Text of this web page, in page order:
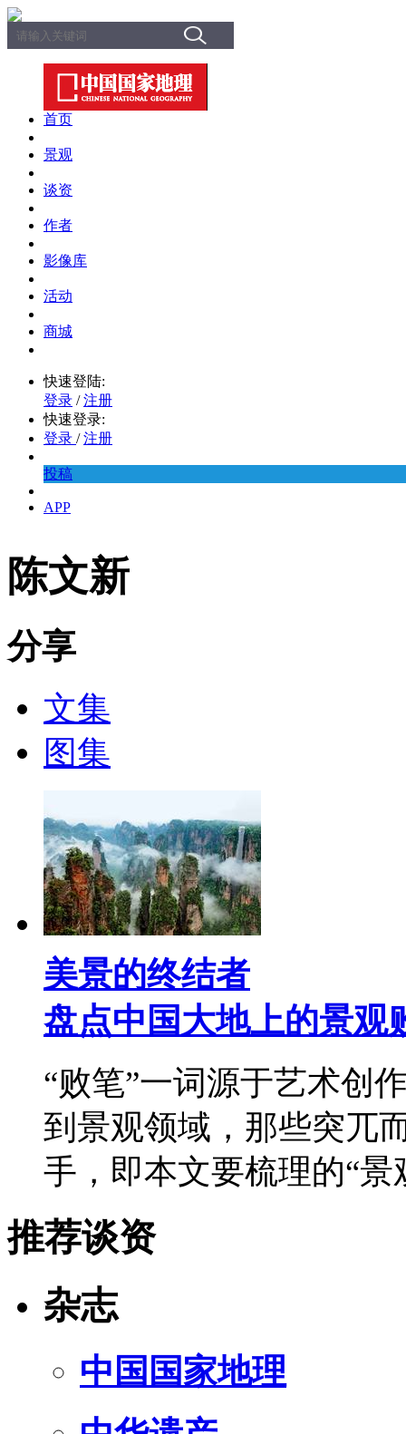
首页
景观
谈资
作者
影像库
活动
商城
快速登陆:
登录 / 注册
快速登录:
登录 / 注册
投稿
APP
陈文新
分享
文集
图集
美景的终结者
盘点中国大地上的景观
“败笔”一词源于艺术创
到景观领域，那些突兀
手，即本文要梳理的“
推荐谈资
杂志
中国国家地理